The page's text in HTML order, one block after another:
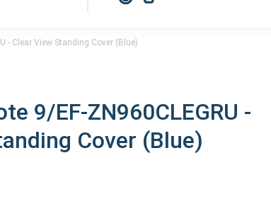
- Clear View Standing Cover (Blue)
9/EF-ZN960CLEGRU -
Cover (Blue)